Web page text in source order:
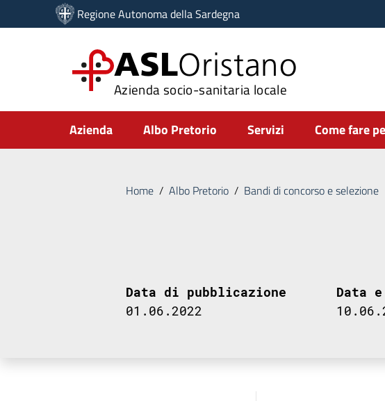
Vai ai contenuti
Vai al menu di navigazione
Regione Autonoma della Sardegna
ASLOristano
Azienda socio-sanitaria locale
Submenu
Azienda Albo Pretorio Servizi Come fare
Home / Albo Pretorio / Bandi di concorso e selezione
Data di pubblicazione
01.06.2022
Data